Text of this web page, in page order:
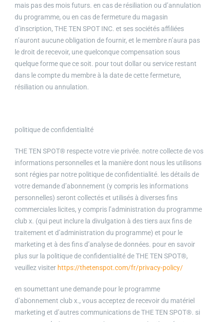
mais pas des mois futurs. en cas de résiliation ou d’annulation
du programme, ou en cas de fermeture du magasin
d’inscription, THE TEN SPOT INC. et ses sociétés affiliées
n’auront aucune obligation de fournir, et le membre n’aura pas
le droit de recevoir, une quelconque compensation sous
quelque forme que ce soit. pour tout dollar ou service restant
dans le compte du membre à la date de cette fermeture,
résiliation ou annulation.
politique de confidentialité
THE TEN SPOT® respecte votre vie privée. notre collecte de vos
informations personnelles et la manière dont nous les utilisons
sont régies par notre politique de confidentialité. les détails de
votre demande d’abonnement (y compris les informations
personnelles) seront collectés et utilisés à diverses fins
commerciales licites, y compris l’administration du programme
club x. (qui peut inclure la divulgation à des tiers aux fins de
traitement et d’administration du programme) et pour le
marketing et à des fins d’analyse de données. pour en savoir
plus sur la politique de confidentialité de THE TEN SPOT®,
veuillez visiter https://thetenspot.com/fr/privacy-policy/
en soumettant une demande pour le programme
d’abonnement club x., vous acceptez de recevoir du matériel
marketing et d’autres communications de THE TEN SPOT®. si